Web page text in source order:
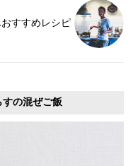
すすめレシピ
の混ぜご飯